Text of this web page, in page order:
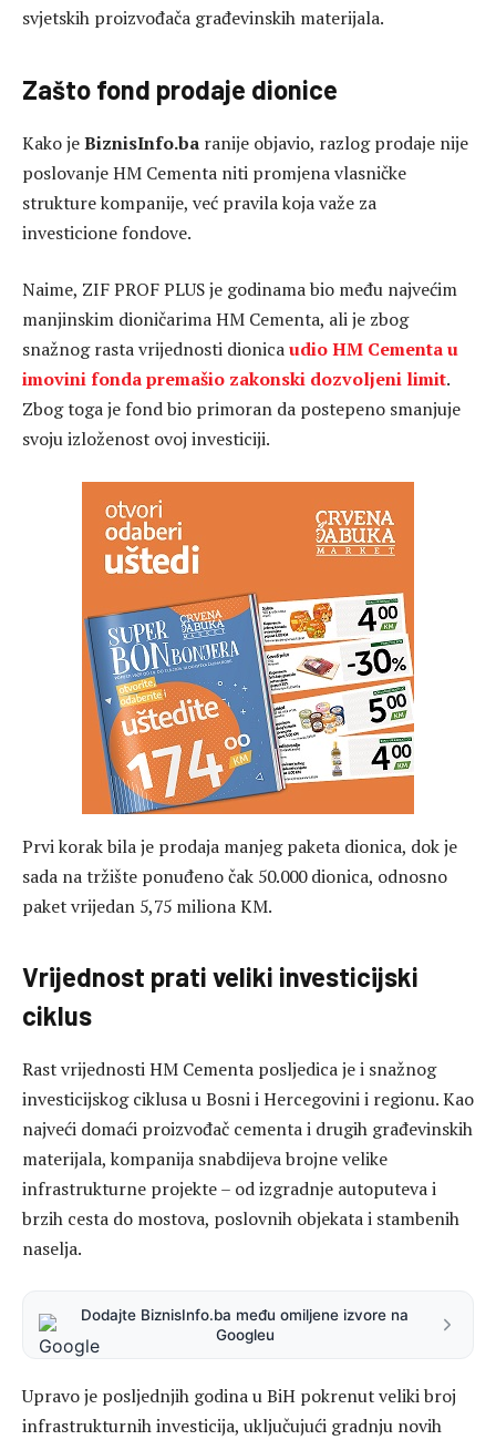
svjetskih proizvođača građevinskih materijala.
Zašto fond prodaje dionice
Kako jeBiznisInfo.ba ranije objavio, razlog prodaje nije
poslovanje HM Cementa niti promjena vlasničke
strukture kompanije, već pravila koja važe za
investicione fondove.
Naime, ZIF PROF PLUS je godinama bio među najvećim
manjinskim dioničarima HM Cementa, ali je zbog
snažnog rasta vrijednosti dionicaudio HM Cementa u
imovini fonda premašio zakonski dozvoljeni limit.
Zbog toga je fond bio primoran da postepeno smanjuje
svoju izloženost ovoj investiciji.
Prvi korak bila je prodaja manjeg paketa dionica, dok je
sada na tržište ponuđeno čak 50.000 dionica, odnosno
paket vrijedan 5,75 miliona KM.
Vrijednost prati veliki investicijski
ciklus
Rast vrijednosti HM Cementa posljedica je i snažnog
investicijskog ciklusa u Bosni i Hercegovini i regionu. Kao
najveći domaći proizvođač cementa i drugih građevinskih
materijala, kompanija snabdijeva brojne velike
infrastrukturne projekte – od izgradnje autoputeva i
brzih cesta do mostova, poslovnih objekata i stambenih
naselja.
Dodajte BiznisInfo.ba među omiljene izvore na
Googleu
Upravo je posljednjih godina u BiH pokrenut veliki broj
infrastrukturnih investicija, uključujući gradnju novih